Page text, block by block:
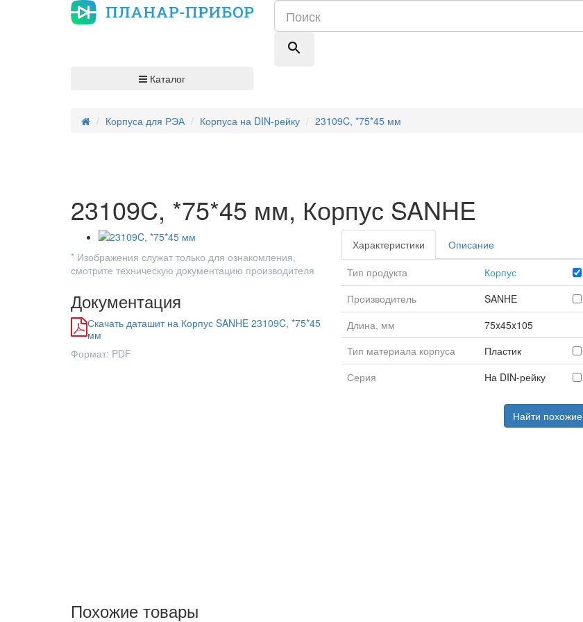
Каталог
Корпуса для РЭА Корпуса на DIN-рейку 23109C, *75*45 мм
23109C, *75*45 мм, Корпус SANHE
* Изображения служат только для ознакомления,
смотрите техническую документацию производителя
Документация
Скачать даташит на Корпус SANHE 23109C, *75*45
мм
Формат: PDF
Характеристики
Описание
Тип продукта
Корпус
Производитель
SANHE
Длина, мм
75x45x105
Тип материала корпуса
Пластик
Серия
На DIN-рейку
Найти похожие
Похожие товары